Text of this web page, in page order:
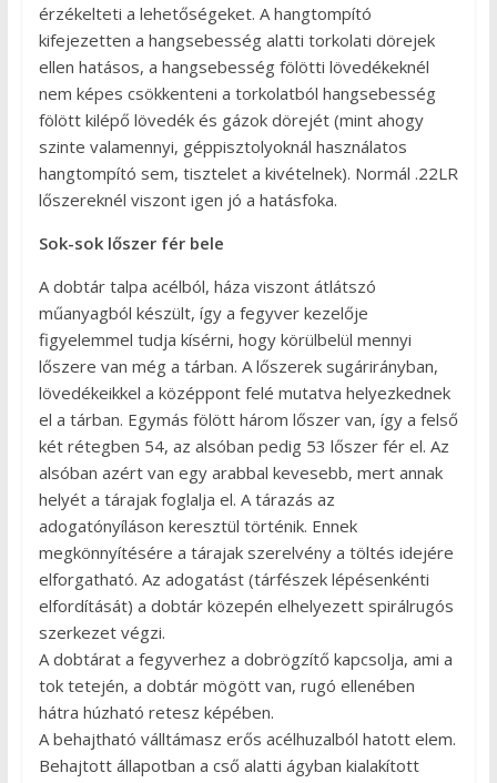
érzékelteti a lehetőségeket. A hangtompító
kifejezetten a hangsebesség alatti torkolati dörejek
ellen hatásos, a hangsebesség fölötti lövedékeknél
nem képes csökkenteni a torkolatból hangsebesség
fölött kilépő lövedék és gázok dörejét (mint ahogy
szinte valamennyi, géppisztolyoknál használatos
hangtompító sem, tisztelet a kivételnek). Normál .22LR
lőszereknél viszont igen jó a hatásfoka.
Sok-sok lőszer fér bele
A dobtár talpa acélból, háza viszont átlátszó
műanyagból készült, így a fegyver kezelője
figyelemmel tudja kísérni, hogy körülbelül mennyi
lőszere van még a tárban. A lőszerek sugárirányban,
lövedékeikkel a középpont felé mutatva helyezkednek
el a tárban. Egymás fölött három lőszer van, így a felső
két rétegben 54, az alsóban pedig 53 lőszer fér el. Az
alsóban azért van egy arabbal kevesebb, mert annak
helyét a tárajak foglalja el. A tárazás az
adogatónyíláson keresztül történik. Ennek
megkönnyítésére a tárajak szerelvény a töltés idejére
elforgatható. Az adogatást (tárfészek lépésenkénti
elfordítását) a dobtár közepén elhelyezett spirálrugós
szerkezet végzi.
A dobtárat a fegyverhez a dobrögzítő kapcsolja, ami a
tok tetején, a dobtár mögött van, rugó ellenében
hátra húzható retesz képében.
A behajtható válltámasz erős acélhuzalból hatott elem.
Behajtott állapotban a cső alatti ágyban kialakított